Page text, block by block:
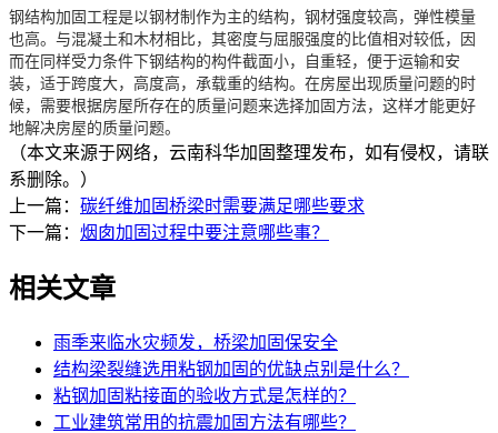
钢结构加固工程是以钢材制作为主的结构，钢材强度较高，弹性模量
也高。与混凝土和木材相比，其密度与屈服强度的比值相对较低，因
而在同样受力条件下钢结构的构件截面小，自重轻，便于运输和安
装，适于跨度大，高度高，承载重的结构。在房屋出现质量问题的时
候，需要根据房屋所存在的质量问题来选择加固方法，这样才能更好
地解决房屋的质量问题。
（本文来源于网络，云南科华加固整理发布，如有侵权，请联
系删除。）
上一篇： 碳纤维加固桥梁时需要满足哪些要求
下一篇： 烟囱加固过程中要注意哪些事？
相关文章
雨季来临水灾频发，桥梁加固保安全
结构梁裂缝选用粘钢加固的优缺点别是什么？
粘钢加固粘接面的验收方式是怎样的？
工业建筑常用的抗震加固方法有哪些？